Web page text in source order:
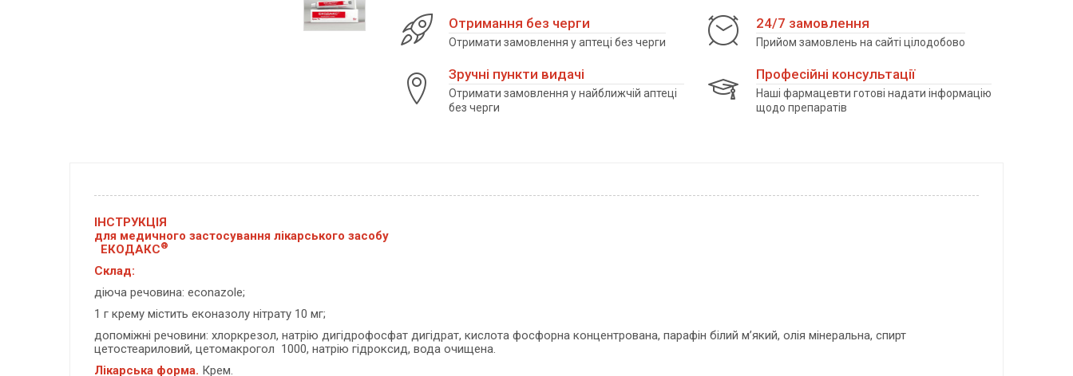
Отримання без черги
Отримати замовлення у аптеці без черги
24/7 замовлення
Прийом замовлень на сайті цілодобово
Зручні пункти видачі
Отримати замовлення у найближчій аптеці
без черги
Професійні консультації
Наші фармацевти готові надати інформацію
щодо препаратів
ІНСТРУКЦІЯ
для медичного застосування лікарського засобу
ЕКОДАКС®
Склад:
діюча речовина: econazole;
1 г крему містить еконазолу нітрату 10 мг;
допоміжні речовини: хлоркрезол, натрію дигідрофосфат дигідрат, кислота фосфорна концентрована, парафін білий м’який, олія мінеральна, спирт
цетостеариловий, цетомакрогол 1000, натрію гідроксид, вода очищена.
Лікарська форма. Крем.